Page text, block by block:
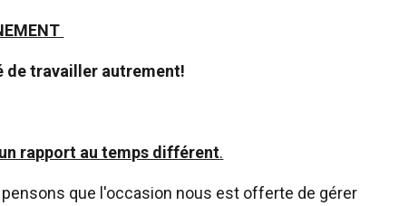
de travailler autrement!
un rapport au temps différent.
que l'occasion nous est offerte de gérer